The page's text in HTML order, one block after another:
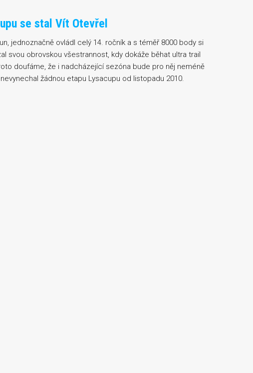
se stal Vít Otevřel
jednoznačně ovládl celý 14. ročník a s téměř 8000 body si
svou obrovskou všestrannost, kdy dokáže běhat ultra trail
doufáme, že i nadcházející sezóna bude pro něj neméně
žádnou etapu Lysacupu od listopadu 2010.